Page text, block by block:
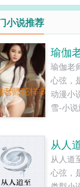
小说推荐
瑜伽
瑜伽老
心弦，
动漫小
雪-小
从人
从人道
心弦，